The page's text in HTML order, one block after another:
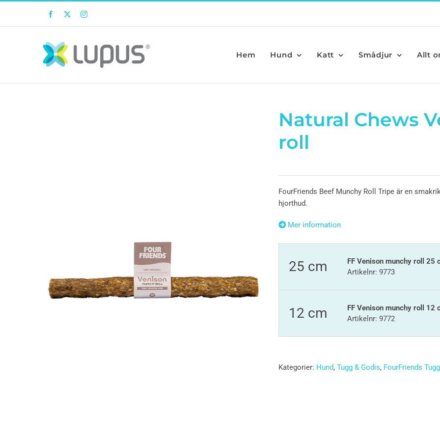
FacebookTwitterInstagram
Hem Hund Katt Smådjur Allt
Natural Chews
roll
FourFriends Beef Munchy Roll Tripe är en
hjorthud.
Mer information
25 cm
FF Venison munchy roll 25
Artikelnr: 9773
12 cm
FF Venison munchy roll 12
Artikelnr: 9772
Kategorier: Hund, Tugg & Godis, FourFriends Tugg